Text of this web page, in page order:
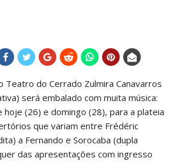
Teatro do Cerrado Zulmira Canavarros
será embalado com muita música:
hoje (26) e domingo (28), para a plateia
que variam entre Frédéric
a Fernando e Sorocaba (dupla
das apresentações com ingresso